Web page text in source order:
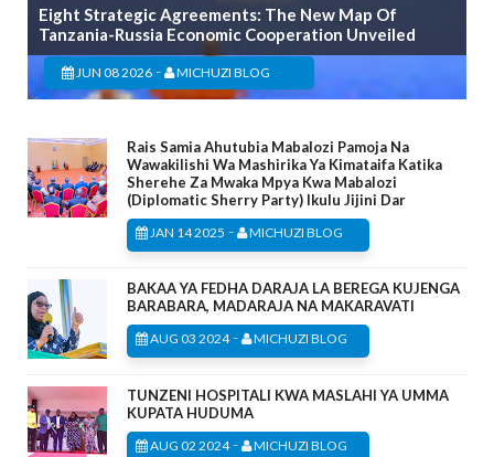
Eight Strategic Agreements: The New Map Of
Tanzania-Russia Economic Cooperation Unveiled
JUN 08 2026 - MICHUZI BLOG
Rais Samia Ahutubia Mabalozi Pamoja Na
Wawakilishi Wa Mashirika Ya Kimataifa Katika
Sherehe Za Mwaka Mpya Kwa Mabalozi
(Diplomatic Sherry Party) Ikulu Jijini Dar
JAN 14 2025 - MICHUZI BLOG
BAKAA YA FEDHA DARAJA LA BEREGA KUJENGA
BARABARA, MADARAJA NA MAKARAVATI
AUG 03 2024- MICHUZI BLOG
TUNZENI HOSPITALI KWA MASLAHI YA UMMA
KUPATA HUDUMA
AUG 02 2024- MICHUZI BLOG